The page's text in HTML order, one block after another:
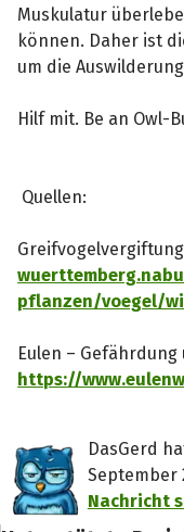
Muskulatur
können. Daher ist
um die
Hilf mit. Be an Owl-
Quellen:
pflanzen/voegel/
Eulen – Gefährdung
https://
DasGerd
September
Nachricht